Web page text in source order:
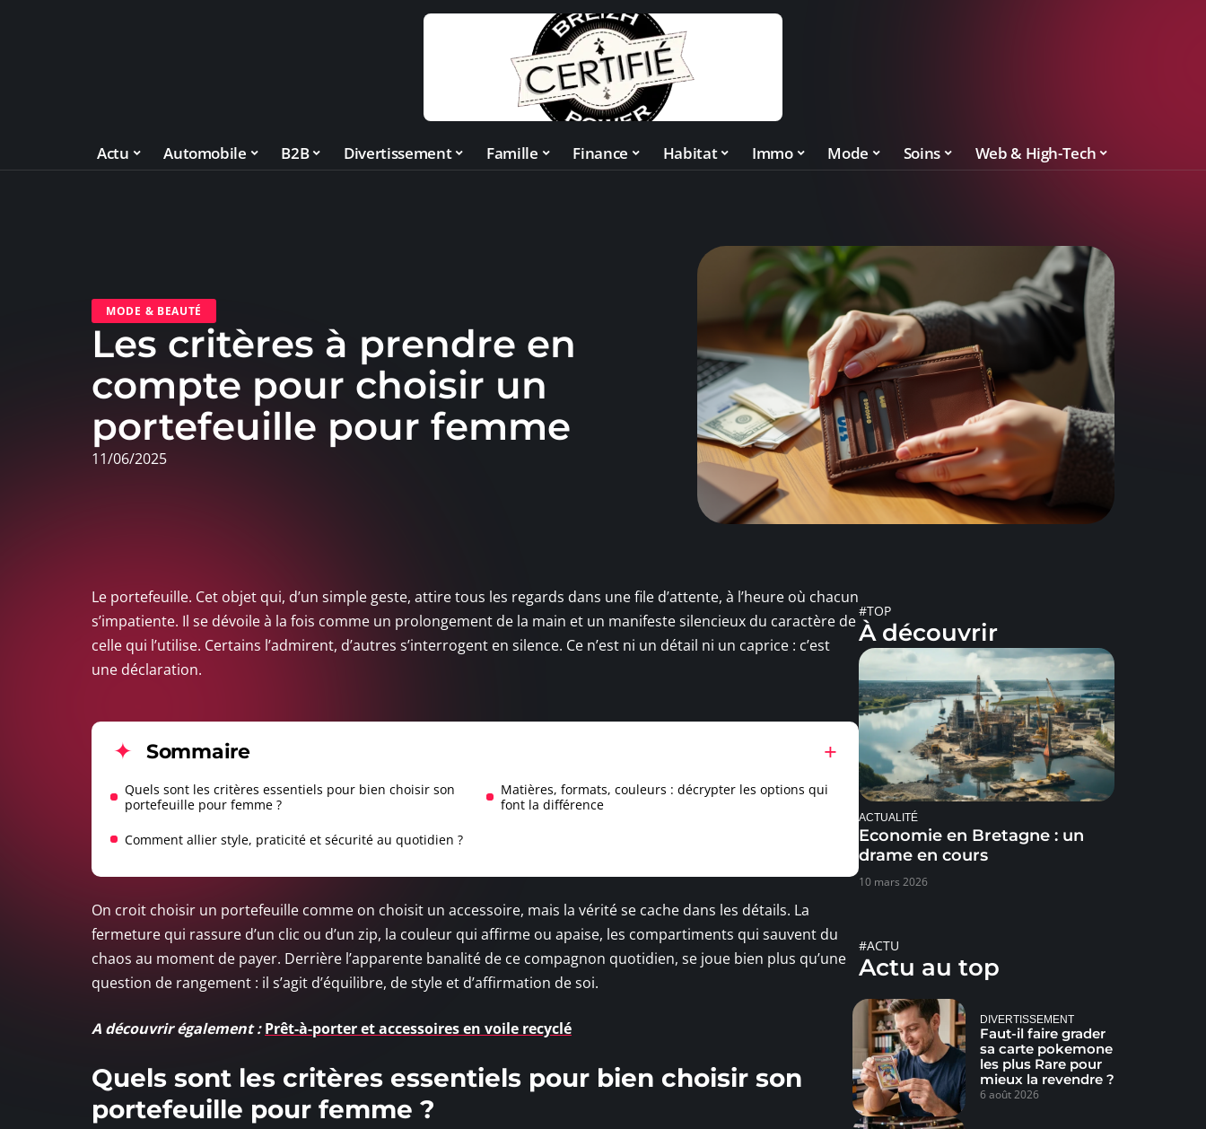
Actu Automobile B2B Divertissement Famille Finance Habitat Immo Mode Soins Web & High-Tech
MODE & BEAUTÉ
Les critères à prendre en
compte pour choisir un
portefeuille pour femme
11/06/2025
Le portefeuille. Cet objet qui, d’un simple geste, attire tous les regards dans une file d’attente, à l’heure où chacun
s’impatiente. Il se dévoile à la fois comme un prolongement de la main et un manifeste silencieux du caractère de
celle qui l’utilise. Certains l’admirent, d’autres s’interrogent en silence. Ce n’est ni un détail ni un caprice : c’est
une déclaration.
Sommaire
Quels sont les critères essentiels pour bien choisir son
portefeuille pour femme ?
Matières, formats, couleurs : décrypter les options qui
font la différence
Comment allier style, praticité et sécurité au quotidien ?
On croit choisir un portefeuille comme on choisit un accessoire, mais la vérité se cache dans les détails. La
fermeture qui rassure d’un clic ou d’un zip, la couleur qui affirme ou apaise, les compartiments qui sauvent du
chaos au moment de payer. Derrière l’apparente banalité de ce compagnon quotidien, se joue bien plus qu’une
question de rangement : il s’agit d’équilibre, de style et d’affirmation de soi.
A découvrir également : Prêt-à-porter et accessoires en voile recyclé
Quels sont les critères essentiels pour bien choisir son
portefeuille pour femme ?
#TOP
À découvrir
ACTUALITÉ
Economie en Bretagne : un
drame en cours
10 mars 2026
#ACTU
Actu au top
DIVERTISSEMENT
Faut-il faire grader
sa carte pokemone
les plus Rare pour
mieux la revendre ?
6 août 2026